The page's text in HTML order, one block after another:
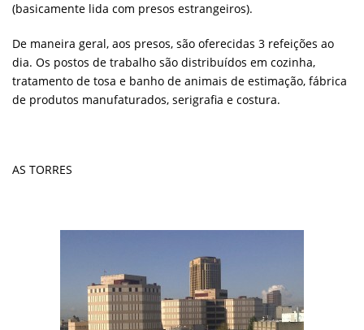
(basicamente lida com presos estrangeiros).
De maneira geral, aos presos, são oferecidas 3 refeições ao
dia. Os postos de trabalho são distribuídos em cozinha,
tratamento de tosa e banho de animais de estimação, fábrica
de produtos manufaturados, serigrafia e costura.
AS TORRES